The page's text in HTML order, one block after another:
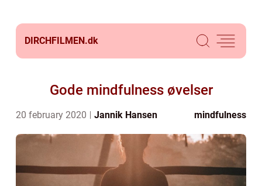
DIRCHFILMEN.dk
Gode mindfulness øvelser
20 february 2020 Jannik Hansen mindfulness